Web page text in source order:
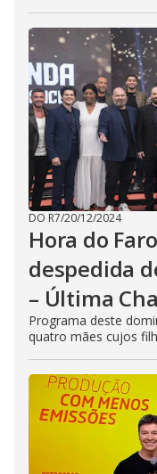
DO R7/20/12/2024
Hora do
despedida
– Última
Programa deste
quatro mães cujos